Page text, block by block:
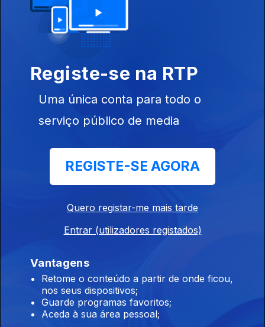
Matilde...
Ep. 9
Casanova,
08 dez. 2023
Ângelo Freire,
António Rocha,
José Geadas
Registe-se na RTP
Uma única conta para todo o
serviço público de media
REGISTE-SE AGORA
Quero registar-me mais tarde
Entrar (utilizadores registados)
Vantagens
Retome o conteúdo a partir de onde ficou,
nos seus dispositivos;
Guarde programas favoritos;
Aceda à sua área pessoal;